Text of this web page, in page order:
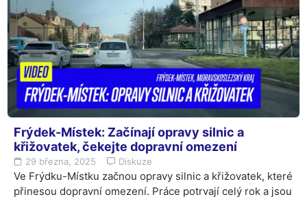
Frýdek-Místek: Začínají opravy silnic a
křižovatek, čekejte dopravní omezení
29 března, 2025 Diskuze
Ve Frýdku-Místku začnou opravy silnic a křižovatek, které
přinesou dopravní omezení. Práce potrvají celý rok a jsou